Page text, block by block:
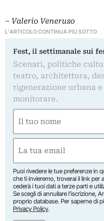
‒ Valerio Veneruso
L'ARTICOLO CONTINUA PIÙ SOTTO
Fest, il settimanale sui
Scenari, politiche
teatro, architettura,
rigenerazione urbana
monitorare.
(Required)
First
(Required)
Puoi rivedere le tue preferenze in
che ti invieremo, troverai il link per
cederà i tuoi dati a terze parti e
Se scegli di annullare l’iscrizione,
proprio database. Per saperne di
Privacy Policy.